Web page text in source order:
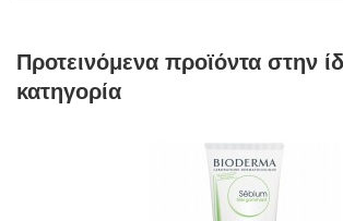
Προτεινόμενα προϊόντα στην
κατηγορία